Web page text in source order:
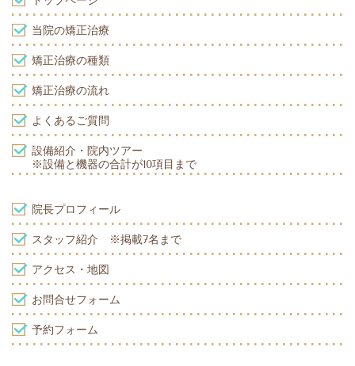
当院の矯正治療
矯正治療の種類
矯正治療の流れ
よくあるご質問
設備紹介・院内ツアー
※設備と機器の合計が10項目まで
院長プロフィール
スタッフ紹介 ※掲載7名まで
アクセス・地図
お問合せフォーム
予約フォーム